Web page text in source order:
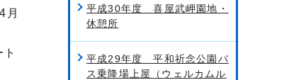
月
平成30年度 喜屋武岬園地・
休憩所
平成29年度 平和祈念公園バ
ス乗降場上屋（ウェルカムル